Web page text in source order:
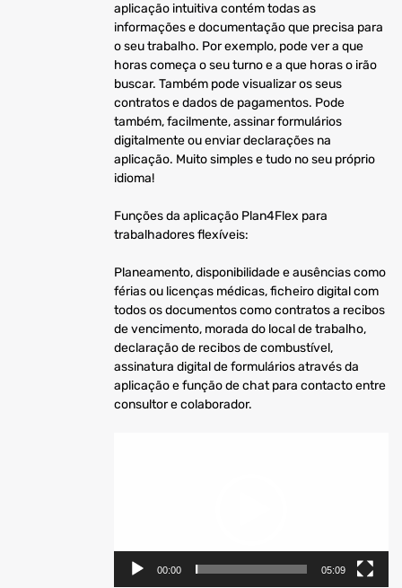
aplicação intuitiva contém todas as
informações e documentação que precisa para
o seu trabalho. Por exemplo, pode ver a que
horas começa o seu turno e a que horas o irão
buscar. Também pode visualizar os seus
contratos e dados de pagamentos. Pode
também, facilmente, assinar formulários
digitalmente ou enviar declarações na
aplicação. Muito simples e tudo no seu próprio
idioma!
Funções da aplicação Plan4Flex para
trabalhadores flexíveis:
Planeamento, disponibilidade e ausências como
férias ou licenças médicas, ficheiro digital com
todos os documentos como contratos a recibos
de vencimento, morada do local de trabalho,
declaração de recibos de combustível,
assinatura digital de formulários através da
aplicação e função de chat para contacto entre
consultor e colaborador.
00:00 05:09